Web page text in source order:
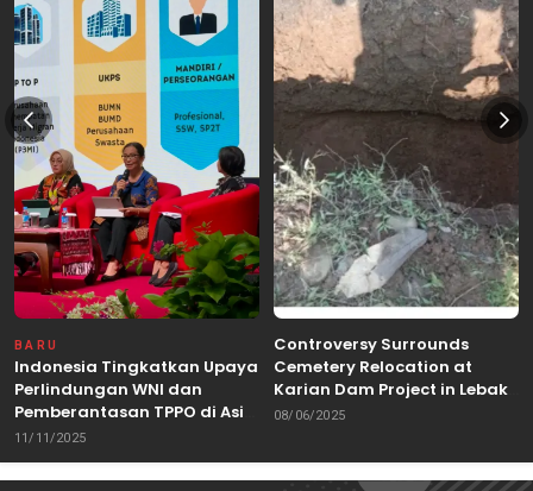
BARU
Indonesia Tingkatkan Upaya
Perlindungan WNI dan
Pemberantasan TPPO di Asia
Tenggara
11/11/2025
Controversy Surrounds
Cemetery Relocation at
Karian Dam Project in Lebak,
Banten
08/06/2025